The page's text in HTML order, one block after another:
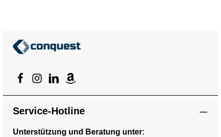
Service-Hotline
Unterstützung und Beratung unter: